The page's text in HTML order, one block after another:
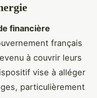
financière
français
à couvrir leurs
vise à alléger
particulièrement